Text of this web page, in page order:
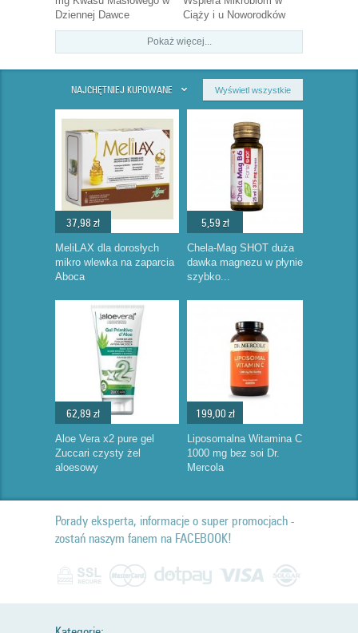
Dziennej Dawce
Ciąży i u Noworodków
Pokaż więcej...
NAJCHĘTNIEJ KUPOWANE Wyświetl wszystkie
37,98 zł
MeliLAX dla dorosłych
mikro wlewka na zaparcia
Aboca
5,59 zł
Chela-Mag SHOT duża
dawka magnezu w płynie
szybko...
62,89 zł
Aloe Vera x2 pure gel
Zuccari czysty żel
aloesowy
199,00 zł
Liposomalna Witamina C
1000 mg bez soi Dr.
Mercola
Porady eksperta, informacje o super promocjach -
zostań naszym fanem na FACEBOOK!